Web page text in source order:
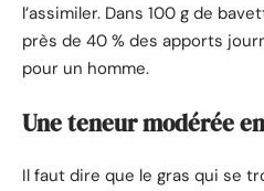
l’assimiler. Dans 100 g de
près de 40 % des apports
pour un homme.
Une teneur modérée
Il faut dire que le gras qui se